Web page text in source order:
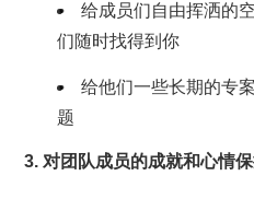
给成员们自由挥洒的
们随时找得到你
给他们一些长期的专
题
3. 对团队成员的成就和心情